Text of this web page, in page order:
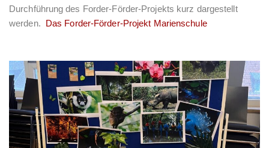
Durchführung des Forder-Förder-Projekts kurz dargestellt
werden. Das Forder-Förder-Projekt Marienschule